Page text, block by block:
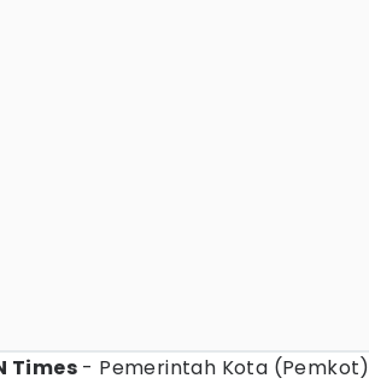
Times - Pemerintah Kota (Pemkot)